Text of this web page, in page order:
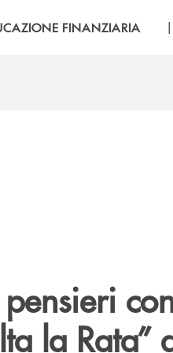
FINANZIARIA |
la Rata”